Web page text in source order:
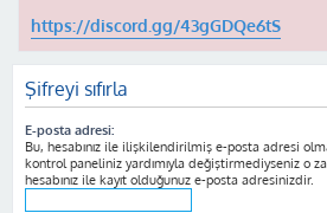
https://discord.gg/43gGDQe6tS
Şifreyi sıfırla
E-posta adresi:
Bu, hesabınız ile ilişkilendirilmiş e-posta adresi
kontrol paneliniz yardımıyla değiştirmediyseniz o
hesabınız ile kayıt olduğunuz e-posta adresinizdir.